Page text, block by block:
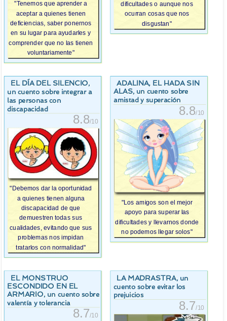
"Tenemos que aprender a
aceptar a quienes tienen
deficiencias, saber ponernos
en su lugar para ayudarles y
comprender que no las tienen
voluntariamente"
dificultades o aunque nos
ocurran cosas que nos
disgustan"
EL DÍA DEL SILENCIO,
un cuento sobre integrar a
las personas con
discapacidad
8.8/10
"Debemos dar la oportunidad
a quienes tienen alguna
discapacidad de que
demuestren todas sus
cualidades, evitando que sus
problemas nos impidan
tratarlos con normalidad"
ADALINA, EL HADA SIN
ALAS, un cuento sobre
amistad y superación
8.8/10
"Los amigos son el mejor
apoyo para superar las
dificultades y llevarnos donde
no podemos llegar solos"
EL MONSTRUO
ESCONDIDO EN EL
ARMARIO, un cuento sobre
valentía y tolerancia
8.7/10
LA MADRASTRA, un
cuento sobre evitar los
prejuicios
8.7/10